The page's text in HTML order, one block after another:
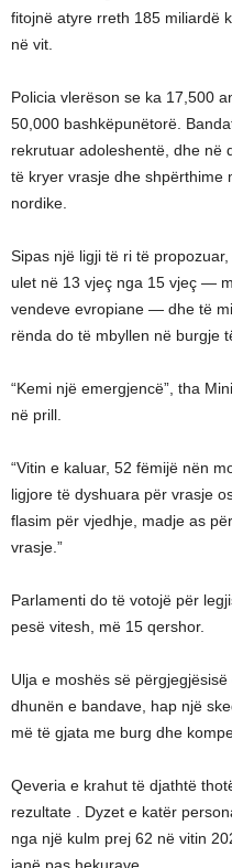
fitojnë atyre rreth 185 miliardë
në vit.
Policia vlerëson se ka 17,500
50,000 bashkëpunëtorë.
rekrutuar adoleshentë, dhe në
të kryer vrasje dhe shpërthime
nordike.
Sipas një ligji të ri të
ulet në 13 vjeç nga 15 vjeç —
vendeve evropiane — dhe të
rënda do të mbyllen në burgje
“Kemi një emergjencë”, tha
në prill.
“Vitin e kaluar, 52 fëmijë nën
ligjore të dyshuara për vrasje
flasim për vjedhje, madje as
vrasje.”
Parlamenti do të votojë për
pesë vitesh, më 15 qershor.
Ulja e moshës së
dhunën e bandave, hap një
më të gjata me burg dhe
Qeveria e krahut të djathtë
rezultate . Dyzet e katër
nga një kulm prej 62 në vitin